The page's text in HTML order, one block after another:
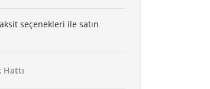
seçenekleri ile satın